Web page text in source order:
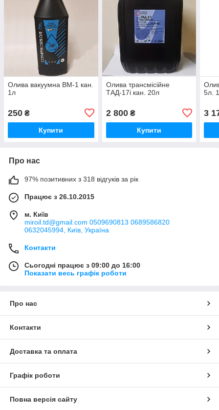
Олива вакуумна ВМ-1 кан.
1л
250 ₴
Купити
Олива трансмісійне
ТАД-17і кан. 20л
2 800₴
Купити
5л.
3
Про нас
97% позитивних з 318 відгуків за рік
Працює з 26.10.2015
м. Київ
miroil.td@gmail.com 0509690813 0689586820
0632045994, Київ, Україна
Контакти
Сьогодні працює з 09:00 до 16:00
Показати весь графік роботи
Про нас
Контакти
Доставка та оплата
Графік роботи
Повна версія сайту